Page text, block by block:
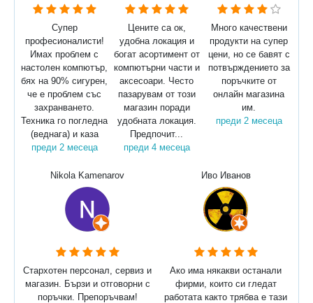
Супер
професионалисти!
Имах проблем с
настолен компютър,
бях на 90% сигурен,
че е проблем със
захранването.
Техника го погледна
(веднага) и каза
преди 2 месеца
Цените са ок,
удобна локация и
богат асортимент от
компютърни части и
аксесоари. Често
пазарувам от този
магазин поради
удобната локация.
Предпочит...
преди 4 месеца
Много качествени
продукти на супер
цени, но се бавят с
потвърждението за
поръчките от
онлайн магазина
им.
преди 2 месеца
Nikola Kamenarov
Стархотен персонал, сервиз и
магазин. Бързи и отговорни с
поръчки. Препоръчвам!
Иво Иванов
Ако има някакви останали
фирми, които си гледат
работата както трябва е тази